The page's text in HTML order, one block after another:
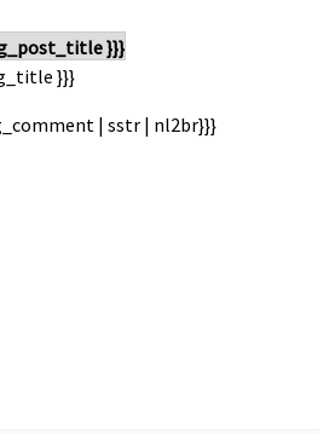
}}}
}}}
| sstr | nl2br}}}